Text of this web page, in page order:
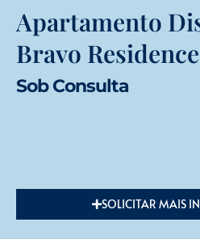
Apartamento
Bravo
Sob Consulta
SOLICITAR MAIS